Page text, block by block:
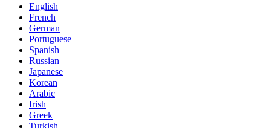
English
French
German
Portuguese
Spanish
Russian
Japanese
Korean
Arabic
Irish
Greek
Turkish